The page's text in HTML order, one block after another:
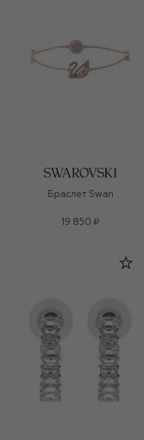
Браслет Swan
19 850 ₽